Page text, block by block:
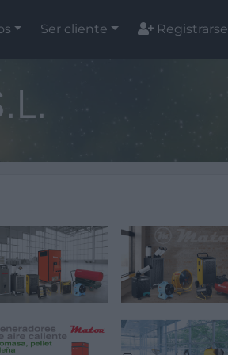
Ser cliente Registrarse